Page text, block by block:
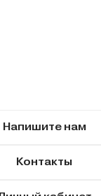
Напишите нам
Контакты